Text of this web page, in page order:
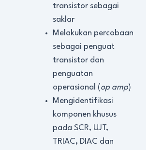
transistor sebagai
saklar
Melakukan percobaan
sebagai penguat
transistor dan
penguatan
operasional (op amp)
Mengidentifikasi
komponen khusus
pada SCR, UJT,
TRIAC, DIAC dan